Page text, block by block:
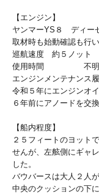
【エンジン】
ヤンマーYS８ ディ
取材時も始動確認も行
巡航速度 約５ノッ
使用時間 不明
エンジンメンテナンス
令和５年にエンジンオ
６年前にアノードを交
【船内程度】
２５フィートのヨット
せんが、左舷側にギャ
した。
バウバースは大人２人
中央のクッションの下